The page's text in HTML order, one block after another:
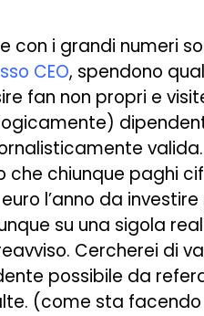
con i grandi numeri
CEO, spendono
fan non propri e
chiunque paghi
l’anno da
su una sigola
Cercherei di
possibile da
(come sta facendo